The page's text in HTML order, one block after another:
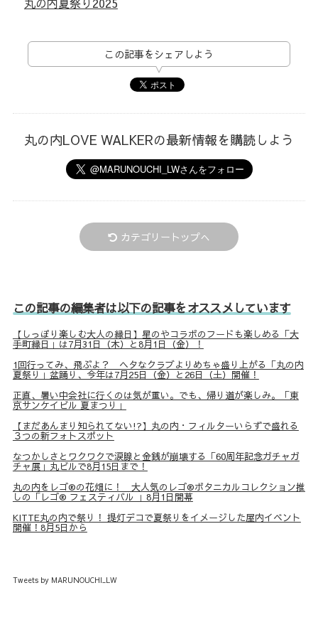
この記事をシェアしよう
丸の内LOVE WALKERの最新情報を購読しよう
カテゴリートップへ
この記事の編集者は以下の記事をオススメしています
【しっぽり楽しむ大人の縁日】星のやコラボのフードも楽しめる「大
手町縁日」は7月31日（木）と8月1日（金）！
1回行ってみ、飛ぶよ？ ヘタなクラブよりめちゃ盛り上がる「丸の内
夏祭り」盆踊り、今年は7月25日（金）と26日（土）開催！
正直、暑い中会社に行くのは気が重い。でも、帰り道が楽しみ。「東
京サンケイビル 夏まつり」
【まだあんまり知られてない!?】丸の内・フィルターいらずで盛れる
３つの新フォトスポット
なつかしさとワクワクで涙腺と金銭が崩壊する「60周年記念ガチャガ
チャ展」丸ビルで8月15日まで！
丸の内をレゴ®の花畑に！ 大人気のレゴ®ボタニカルコレクション推
しの「レゴ® フェスティバル 」8月1日開幕
KITTE丸の内で祭り！ 提灯デコで夏祭りをイメージした屋内イベント
開催！8月5日から
Tweets by MARUNOUCHI_LW